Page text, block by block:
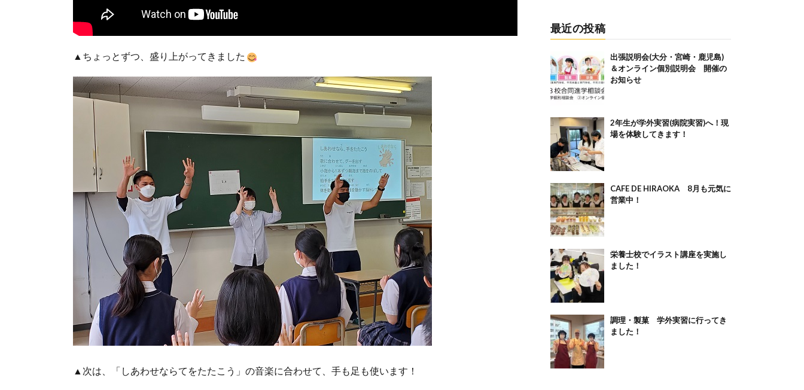
▲ちょっとずつ、盛り上がってきました
▲次は、「しあわせならてをたたこう」の音楽に合わせて、手も足も使います！
最近の投稿
出張説明会(大分・宮崎・鹿児島)
＆オンライン個別説明会 開催の
お知らせ
2年生が学外実習(病院実習)へ！現
場を体験してきます！
CAFE DE HIRAOKA 8月も元気に
営業中！
栄養士校でイラスト講座を実施し
ました！
調理・製菓 学外実習に行ってき
ました！